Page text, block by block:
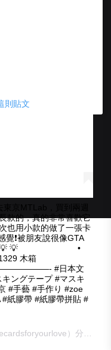
則貼文
款的，真的非常喜歡它
也用小款的做了一張卡
❗️被朋友說很像GTA
💡 💡 ⠀⠀ ⠀⠀ ⠀⠀ ⠀⠀ •
木箱 ⠀⠀⠀
#日本文
ングテープ #マスキ
#手藝 #手作り #zoe
紙膠帶 #紙膠帶拼貼 #
）分享的貼文 於